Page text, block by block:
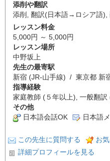
添削や翻訳
添削 , 翻訳(日本語→ロシア語),
レッスン料金
5,000円 ～ 5,000円
レッスン場所
中野坂上
先生の最寄駅
新宿 (JR-山手線) / 東京都 新
指導経験
家庭教師 (５年以上), 一般翻
その他
日本語会話OK
日本語
この先生に質問する
お
詳細プロフィールを見る